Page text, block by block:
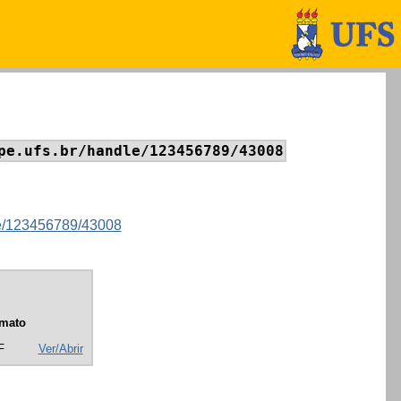
handle/123456789/43008
123456789/43008
Ver/Abrir